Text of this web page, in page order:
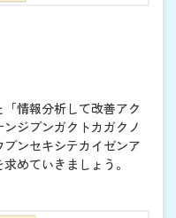
「情報分析して改善アク
ジブンガクトカガクノ
ンセキシテカイゼンア
めていきましょう。